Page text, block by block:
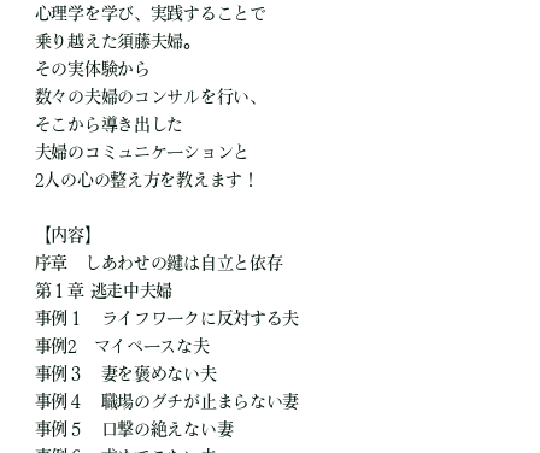
心理学を学び、実践することで
乗り越えた須藤夫婦。
その実体験から
数々の夫婦のコンサルを行い、
そこから導き出した
夫婦のコミュニケーションと
2人の心の整え方を教えます！
【内容】
序章 しあわせの鍵は自立と依存
第１章 逃走中夫婦
事例１ ライフワークに反対する夫
事例2 マイペースな夫
事例３ 妻を褒めない夫
事例４ 職場のグチが止まらない妻
事例５ 口撃の絶えない妻